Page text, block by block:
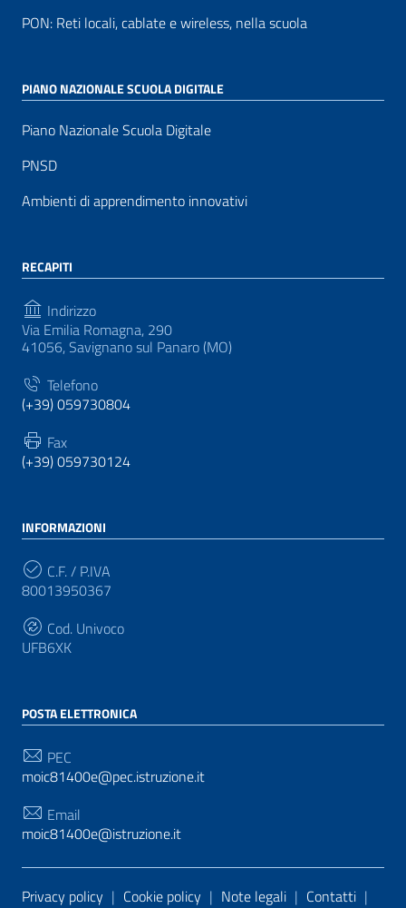
PON: Reti locali, cablate e wireless, nella scuola
PIANO NAZIONALE SCUOLA DIGITALE
Piano Nazionale Scuola Digitale
PNSD
Ambienti di apprendimento innovativi
RECAPITI
Indirizzo
Via Emilia Romagna, 290
41056, Savignano sul Panaro (MO)
Telefono
(+39) 059730804
Fax
(+39) 059730124
INFORMAZIONI
C.F. / P.IVA
80013950367
Cod. Univoco
UFB6XK
POSTA ELETTRONICA
PEC
moic81400e@pec.istruzione.it
Email
moic81400e@istruzione.it
Sezione Link Utili
Privacy policy | Cookie policy | Note legali | Contatti |